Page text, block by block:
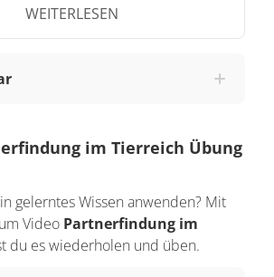
So stellen sie sicher,
Tieren der gleichen Art, des
Zustand fortpflanzen. Viele
Oder viele prächtig
mit ihren Sexualtrachten.
sich mit akustischen
besondere Bedeutung nehmen
WEITERLESEN
im Tierreich Übung
gelerntes Wissen anwenden? Mit
Video Partnerfindung im
du es wiederholen und üben.